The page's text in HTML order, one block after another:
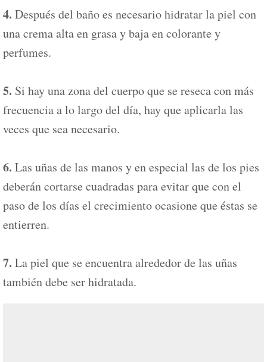
4. Después del baño es necesario hidratar la piel con
una crema alta en grasa y baja en colorante y
perfumes.
5. Si hay una zona del cuerpo que se reseca con más
frecuencia a lo largo del día, hay que aplicarla las
veces que sea necesario.
6. Las uñas de las manos y en especial las de los pies
deberán cortarse cuadradas para evitar que con el
paso de los días el crecimiento ocasione que éstas se
entierren.
7. La piel que se encuentra alrededor de las uñas
también debe ser hidratada.